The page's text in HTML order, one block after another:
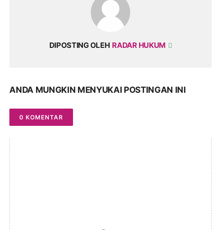
DIPOSTING OLEH RADAR HUKUM
ANDA MUNGKIN MENYUKAI POSTINGAN INI
0 KOMENTAR